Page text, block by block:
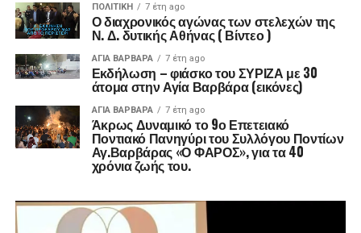
ΠΟΛΙΤΙΚΉ 7 έτη ago
Ο διαχρονικός αγώνας των στελεχών της
Ν. Δ. δυτικής Αθήνας ( Βίντεο )
ΑΓΙΑ ΒΑΡΒΑΡΑ 7 έτη ago
Εκδήλωση – φιάσκο του ΣΥΡΙΖΑ με 30
άτομα στην Αγία Βαρβάρα (εικόνες)
ΑΓΙΑ ΒΑΡΒΑΡΑ 7 έτη ago
Άκρως Δυναμικό το 9ο Επετειακό
Ποντιακό Πανηγύρι του Συλλόγου Ποντίων
Αγ.Βαρβάρας «Ο ΦΑΡΟΣ», για τα 40
χρόνια ζωής του.